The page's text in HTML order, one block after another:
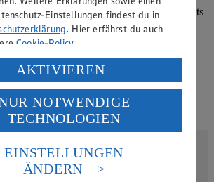
Newsletter an und erfahre Neuigkeiten stets
besser eingekauft.
Einstellungen findest du in
. Hier erfährst du auch
Cookie-Policy.
personenbezogenen Daten in den
und YouTube:
klickst, willigst du im Sinne
1 Satz 1 lit. a) DSGVO ein, dass deine
verarbeitet werden. Der EuGH sieht
mit einem nach europäischen
angemessenen Datenschutzniveau an.
Risiko eines Zugriffs durch US-
AKTIVIEREN
NOTWENDIGE
TECHNOLOGIEN
EINSTELLUNGEN
ÄNDERN